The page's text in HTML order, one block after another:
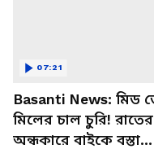
Basanti News: মিড
মিলের চাল চুরি! রাতের
অন্ধকারে বাইকে বস্তা
07:21